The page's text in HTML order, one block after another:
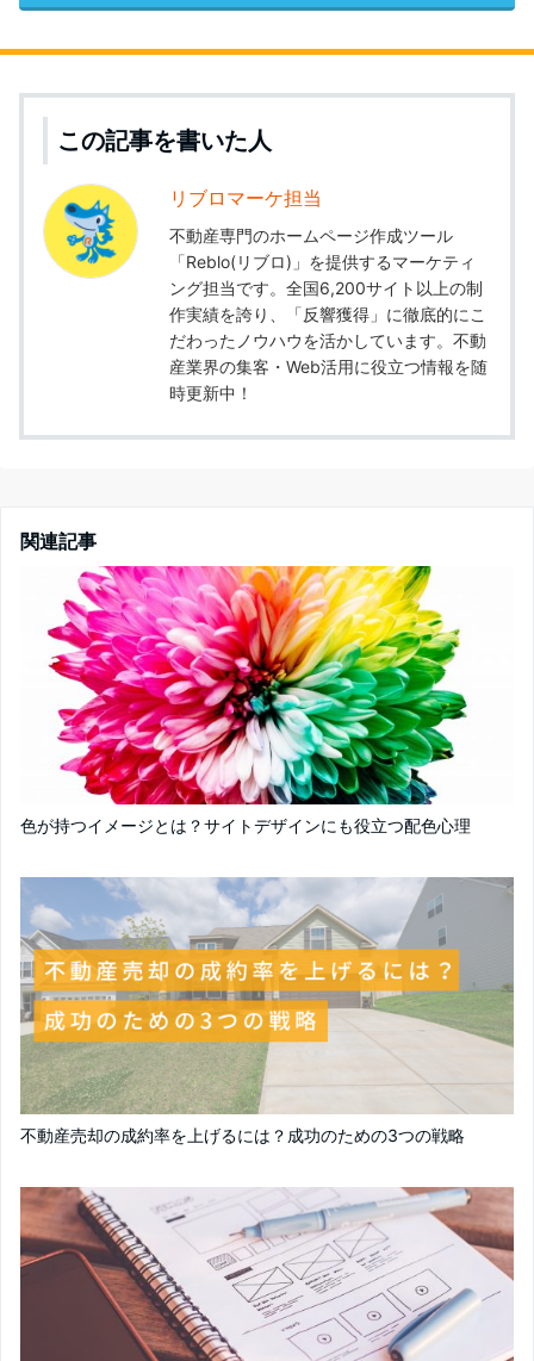
この記事を書いた人
リブロマーケ担当
不動産専門のホームページ作成ツール
「Reblo(リブロ)」を提供するマーケティ
ング担当です。全国6,200サイト以上の制
作実績を誇り、「反響獲得」に徹底的にこ
だわったノウハウを活かしています。不動
産業界の集客・Web活用に役立つ情報を随
時更新中！
関連記事
色が持つイメージとは？サイトデザインにも役立つ配色心理
不動産売却の成約率を上げるには？成功のための3つの戦略